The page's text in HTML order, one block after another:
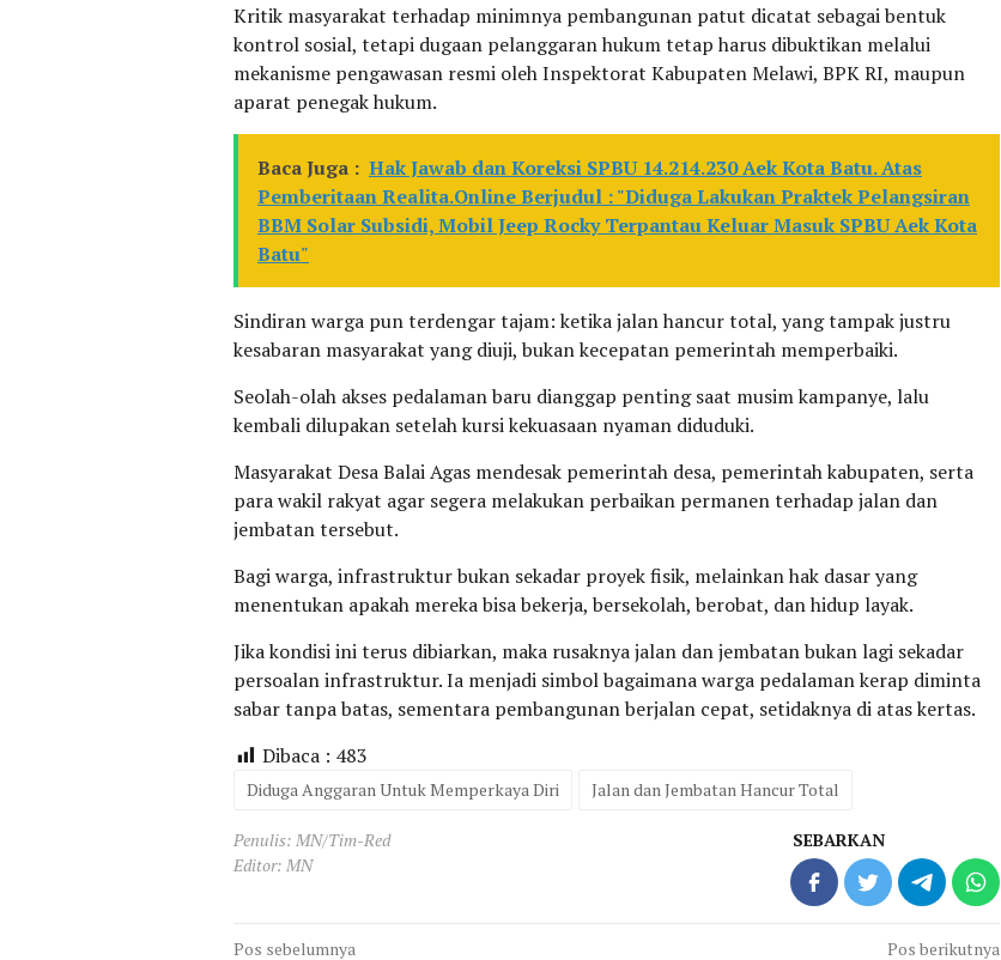
Kritik masyarakat terhadap minimnya pembangunan patut dicatat sebagai bentuk
kontrol sosial, tetapi dugaan pelanggaran hukum tetap harus dibuktikan melalui
mekanisme pengawasan resmi oleh Inspektorat Kabupaten Melawi, BPK RI, maupun
aparat penegak hukum.
Baca Juga : Hak Jawab dan Koreksi SPBU 14.214.230 Aek Kota Batu. Atas
Pemberitaan Realita.Online Berjudul : "Diduga Lakukan Praktek Pelangsiran
BBM Solar Subsidi, Mobil Jeep Rocky Terpantau Keluar Masuk SPBU Aek Kota
Batu"
Sindiran warga pun terdengar tajam: ketika jalan hancur total, yang tampak justru
kesabaran masyarakat yang diuji, bukan kecepatan pemerintah memperbaiki.
Seolah-olah akses pedalaman baru dianggap penting saat musim kampanye, lalu
kembali dilupakan setelah kursi kekuasaan nyaman diduduki.
Masyarakat Desa Balai Agas mendesak pemerintah desa, pemerintah kabupaten, serta
para wakil rakyat agar segera melakukan perbaikan permanen terhadap jalan dan
jembatan tersebut.
Bagi warga, infrastruktur bukan sekadar proyek fisik, melainkan hak dasar yang
menentukan apakah mereka bisa bekerja, bersekolah, berobat, dan hidup layak.
Jika kondisi ini terus dibiarkan, maka rusaknya jalan dan jembatan bukan lagi sekadar
persoalan infrastruktur. Ia menjadi simbol bagaimana warga pedalaman kerap diminta
sabar tanpa batas, sementara pembangunan berjalan cepat, setidaknya di atas kertas.
Dibaca : 483
Diduga Anggaran Untuk Memperkaya Diri Jalan dan Jembatan Hancur Total
Penulis: MN/Tim-Red
Editor: MN
SEBARKAN
Pos sebelumnya Pos berikutnya